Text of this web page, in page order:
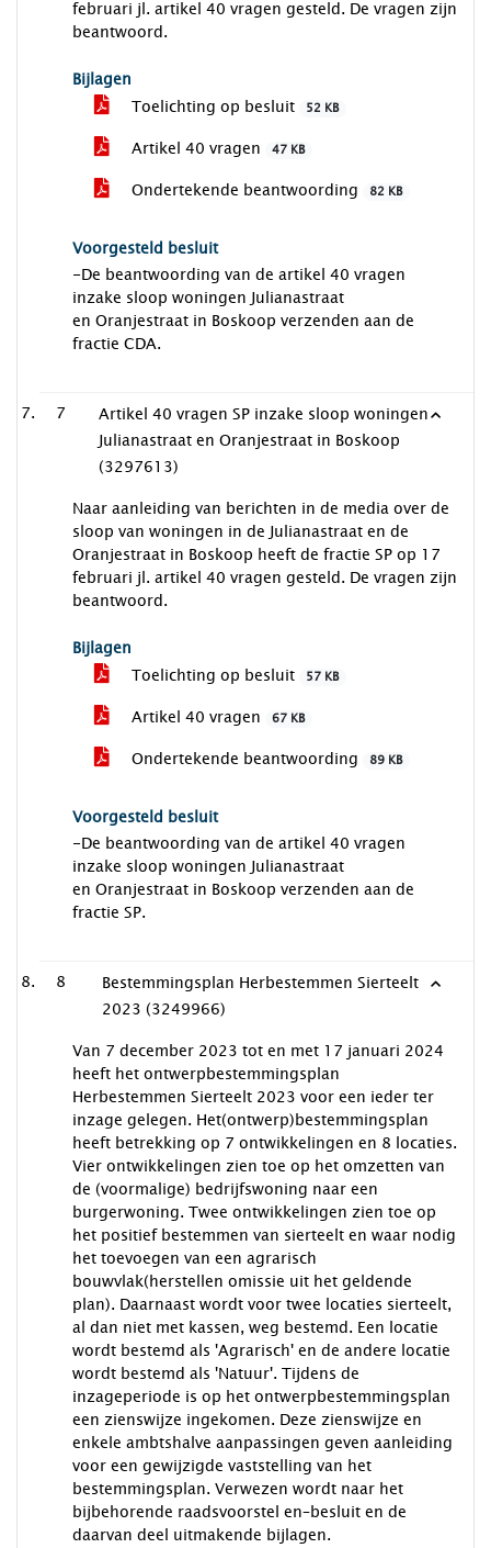
februari jl. artikel 40 vragen gesteld. De vragen zijn
beantwoord.
Bijlagen
Toelichting op besluit
52 KB
Artikel 40 vragen 47 KB
Ondertekende beantwoording 82 KB
Voorgesteld besluit
-De beantwoording van de artikel 40 vragen
inzake sloop woningen Julianastraat
en Oranjestraat in Boskoop verzenden aan de
fractie CDA.
7
Artikel 40 vragen SP inzake sloop woningen
Julianastraat en Oranjestraat in Boskoop
(3297613)
Naar aanleiding van berichten in de media over de
sloop van woningen in de Julianastraat en de
Oranjestraat in Boskoop heeft de fractie SP op 17
februari jl. artikel 40 vragen gesteld. De vragen zijn
beantwoord.
Bijlagen
Toelichting op besluit
57 KB
Artikel 40 vragen 67 KB
Ondertekende beantwoording 89 KB
Voorgesteld besluit
-De beantwoording van de artikel 40 vragen
inzake sloop woningen Julianastraat
en Oranjestraat in Boskoop verzenden aan de
fractie SP.
8
Bestemmingsplan Herbestemmen Sierteelt
2023 (3249966)
Van 7 december 2023 tot en met 17 januari 2024
heeft het ontwerpbestemmingsplan
Herbestemmen Sierteelt 2023 voor een ieder ter
inzage gelegen. Het(ontwerp)bestemmingsplan
heeft betrekking op 7 ontwikkelingen en 8 locaties.
Vier ontwikkelingen zien toe op het omzetten van
de (voormalige) bedrijfswoning naar een
burgerwoning. Twee ontwikkelingen zien toe op
het positief bestemmen van sierteelt en waar nodig
het toevoegen van een agrarisch
bouwvlak(herstellen omissie uit het geldende
plan). Daarnaast wordt voor twee locaties sierteelt,
al dan niet met kassen, weg bestemd. Een locatie
wordt bestemd als 'Agrarisch' en de andere locatie
wordt bestemd als 'Natuur'. Tijdens de
inzageperiode is op het ontwerpbestemmingsplan
een zienswijze ingekomen. Deze zienswijze en
enkele ambtshalve aanpassingen geven aanleiding
voor een gewijzigde vaststelling van het
bestemmingsplan. Verwezen wordt naar het
bijbehorende raadsvoorstel en–besluit en de
daarvan deel uitmakende bijlagen.